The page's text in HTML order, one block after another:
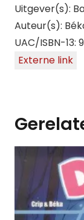
Uitgever(s):
Auteur(s):
UAC/ISBN-13:
Externe link